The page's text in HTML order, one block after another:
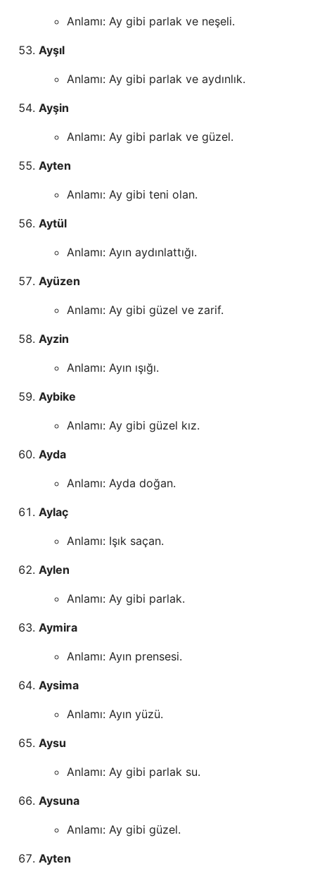
Anlamı: Ay gibi parlak ve neşeli.
Ayşıl
Anlamı: Ay gibi parlak ve aydınlık.
Ayşin
Anlamı: Ay gibi parlak ve güzel.
Ayten
Anlamı: Ay gibi teni olan.
Aytül
Anlamı: Ayın aydınlattığı.
Ayüzen
Anlamı: Ay gibi güzel ve zarif.
Ayzin
Anlamı: Ayın ışığı.
Aybike
Anlamı: Ay gibi güzel kız.
Ayda
Anlamı: Ayda doğan.
Aylaç
Anlamı: Işık saçan.
Aylen
Anlamı: Ay gibi parlak.
Aymira
Anlamı: Ayın prensesi.
Aysima
Anlamı: Ayın yüzü.
Aysu
Anlamı: Ay gibi parlak su.
Aysuna
Anlamı: Ay gibi güzel.
Ayten